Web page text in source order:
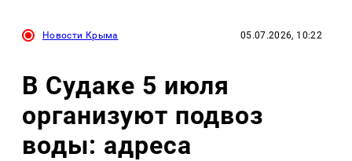
Новости Крыма 05.07.2026, 10:22
В Судаке 5 июля
организуют подвоз
воды: адреса